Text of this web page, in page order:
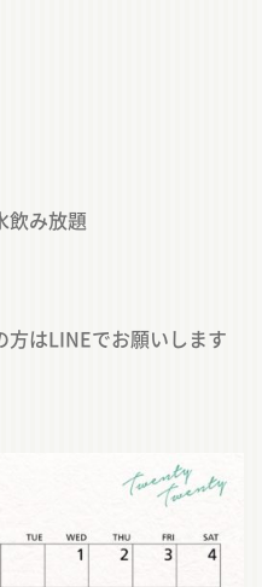
飲み放題
はLINEでお願いします